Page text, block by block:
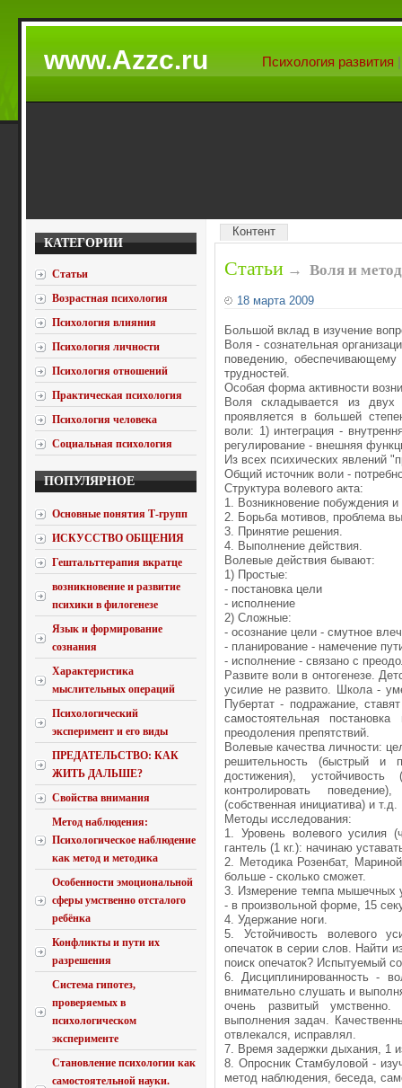
www.Azzc.ru Психология развития
КАТЕГОРИИ
Статьи
Возрастная психология
Психология влияния
Психология личности
Психология отношений
Практическая психология
Психология человека
Социальная психология
ПОПУЛЯРНОЕ
Основные понятия Т-групп
ИСКУССТВО ОБЩЕНИЯ
Гештальттерапия вкратце
возникновение и развитие
психики в филогенезе
Язык и формирование
сознания
Характеристика
мыслительных операций
Психологический
эксперимент и его виды
ПРЕДАТЕЛЬСТВО: КАК
ЖИТЬ ДАЛЬШЕ?
Свойства внимания
Метод наблюдения:
Психологическое наблюдение
как метод и методика
Особенности эмоциональной
сферы умственно отсталого
ребёнка
Конфликты и пути их
разрешения
Система гипотез,
проверяемых в
психологическом
эксперименте
Становление психологии как
самостоятельной науки.
Контент
Статьи → Воля и
18 марта 2009
Большой вклад в изучение
Воля - сознательная
поведению, обеспечивающему
трудностей.
Особая форма активности
Воля складывается из
проявляется в большей
воли: 1) интеграция -
регулирование - внешняя
Из всех психических явлений
Общий источник воли -
Структура волевого акта:
1. Возникновение побуждения и
2. Борьба мотивов, проблема
3. Принятие решения.
4. Выполнение действия.
Волевые действия бывают:
1) Простые:
- постановка цели
- исполнение
2) Сложные:
- осознание цели - смутное
- планирование - намечение
- исполнение - связано с
Развите воли в онтогенезе.
усилие не развито. Школа -
Пубертат - подражание,
самостоятельная
преодоления препятствий.
Волевые качества личности:
решительность (быстрый и
достижения),
контролировать
(собственная инициатива) и т.д.
Методы исследования:
1. Уровень волевого усилия
гантель (1 кг.): начинаю
2. Методика Розенбат,
больше - сколько сможет.
3. Измерение темпа мышечных
- в произвольной форме, 15
4. Удержание ноги.
5. Устойчивость волевого
опечаток в серии слов. Найти
поиск опечаток? Испытуемый
6. Дисциплинированность -
внимательно слушать и
очень развитый
выполнения задач.
отвлекался, исправлял.
7. Время задержки дыхания, 1
8. Опросник Стамбуловой -
метод наблюдения, беседа,